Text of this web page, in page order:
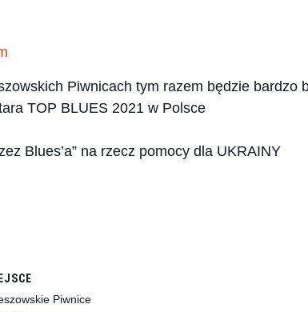
Piwnicach tym razem będzie bardzo
TOP BLUES 2021 w Polsce
Blues’a” na rzecz pomocy dla UKRAINY
Piwnice